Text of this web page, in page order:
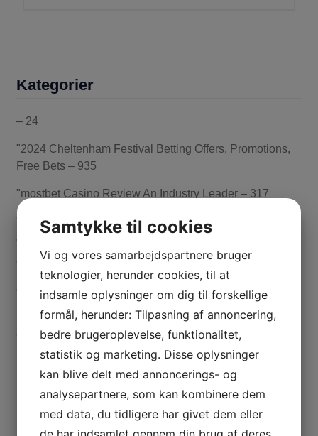
Kategorier
– 24
"2024 Cheltenham Festival Betting Offers, Promotions,
Free Bets – 935
"mostbet Casino Review An Industry Leader – 317
"mostbet Cheltenham Festival 2023 Tips, Preview, Bog
"mostbet Definition & Meaning – 523
"mostbet Залози Онлайн Регистрация От България И
Бонус Оферти" – 466
"nba Odds, Betting Ranges & Point Distributes" – 869
1) 1100 links Mix Casino (1-DK) (DONE)
1) 1100 links Mix Casino (1-DK) DONE
Samtykke til cookies
Vi og vores samarbejdspartnere bruger
teknologier, herunder cookies, til at
indsamle oplysninger om dig til forskellige
formål, herunder: Tilpasning af annoncering,
bedre brugeroplevelse, funktionalitet,
statistik og marketing. Disse oplysninger
kan blive delt med annoncerings- og
analysepartnere, som kan kombinere dem
med data, du tidligere har givet dem eller